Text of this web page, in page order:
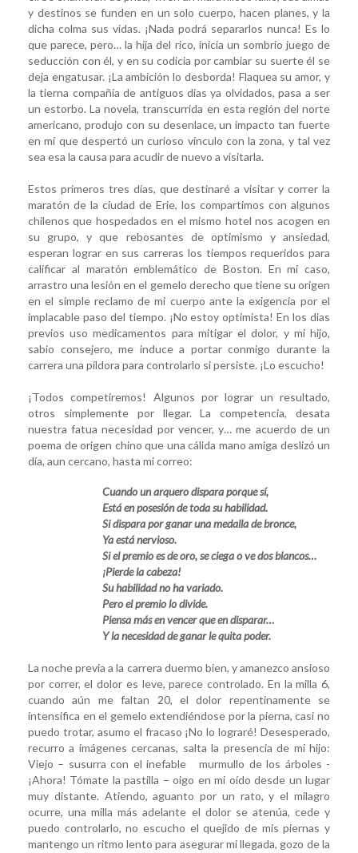
y destinos se funden en un solo cuerpo, hacen planes, y la
dicha colma sus vidas. ¡Nada podrá separarlos nunca! Es lo
que parece, pero… la hija del rico, inicia un sombrío juego de
seducción con él, y en su codicia por cambiar su suerte él se
deja engatusar. ¡La ambición lo desborda! Flaquea su amor, y
la tierna compañía de antiguos días ya olvidados, pasa a ser
un estorbo. La novela, transcurrida en esta región del norte
americano, produjo con su desenlace, un impacto tan fuerte
en mí que despertó un curioso vínculo con la zona, y tal vez
sea esa la causa para acudir de nuevo a visitarla.
Estos primeros tres días, que destinaré a visitar y correr la
maratón de la ciudad de Erie, los compartimos con algunos
chilenos que hospedados en el mismo hotel nos acogen en
su grupo, y que rebosantes de optimismo y ansiedad,
esperan lograr en sus carreras los tiempos requeridos para
calificar al maratón emblemático de Boston. En mi caso,
arrastro una lesión en el gemelo derecho que tiene su origen
en el simple reclamo de mi cuerpo ante la exigencia por el
implacable paso del tiempo. ¡No estoy optimista! En los días
previos uso medicamentos para mitigar el dolor, y mi hijo,
sabio consejero, me induce a portar conmigo durante la
carrera una píldora para controlarlo si persiste. ¡Lo escucho!
¡Todos competiremos! Algunos por lograr un resultado,
otros simplemente por llegar. La competencia, desata
nuestra fatua necesidad por vencer, y… me acuerdo de un
poema de origen chino que una cálida mano amiga deslizó un
día, aun cercano, hasta mi correo:
Cuando un arquero dispara porque sí,
Está en posesión de toda su habilidad.
Si dispara por ganar una medalla de bronce,
Ya está nervioso.
Si el premio es de oro, se ciega o ve dos blancos…
¡Pierde la cabeza!
Su habilidad no ha variado.
Pero el premio lo divide.
Piensa más en vencer que en disparar…
Y la necesidad de ganar le quita poder.
La noche previa a la carrera duermo bien, y amanezco ansioso
por correr, el dolor es leve, parece controlado. En la milla 6,
cuando aún me faltan 20, el dolor repentinamente se
intensifica en el gemelo extendiéndose por la pierna, casi no
puedo trotar, asumo el fracaso ¡No lo lograré! Desesperado,
recurro a imágenes cercanas, salta la presencia de mi hijo:
Viejo – susurra con el inefable murmullo de los árboles -
¡Ahora! Tómate la pastilla – oigo en mi oído desde un lugar
muy distante. Atiendo, aguanto por un rato, y el milagro
ocurre, una milla más adelante el dolor se atenúa, cede y
puedo controlarlo, no escucho el quejido de mis piernas y
mantengo un ritmo lento para asegurar mi llegada, gozo de la